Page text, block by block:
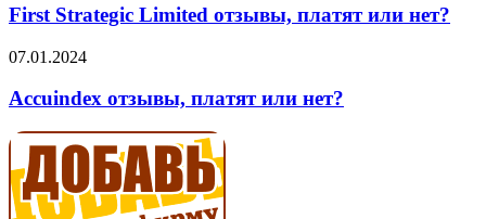
Limited
отзывы,
платят
или
нет?
First Strategic Limited отзывы, платят или нет?
Accuindex
платят
нет?
07.01.2024
Accuindex отзывы, платят или нет?